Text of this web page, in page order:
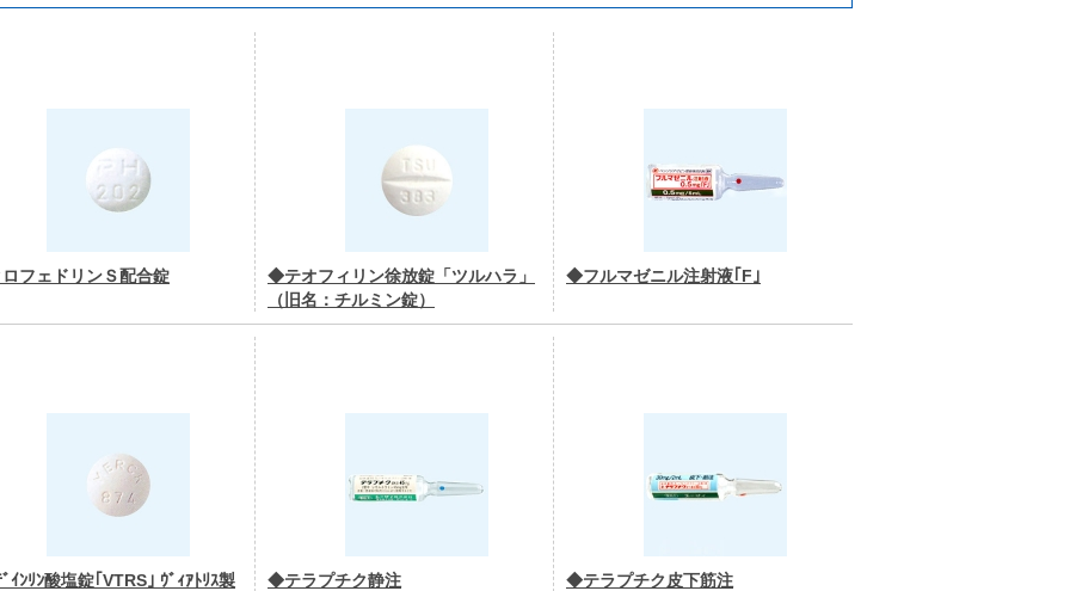
フェドリンＳ配合錠
◆テオフィリン徐放錠「ツルハラ」
（旧名：チルミン錠）
◆フルマゼニル注射液｢F｣
ｲﾝﾘﾝ酸塩錠｢VTRS｣ ｳﾞｨｱﾄﾘｽ製 ◆テラプチク静注 ◆テラプチク皮下筋注